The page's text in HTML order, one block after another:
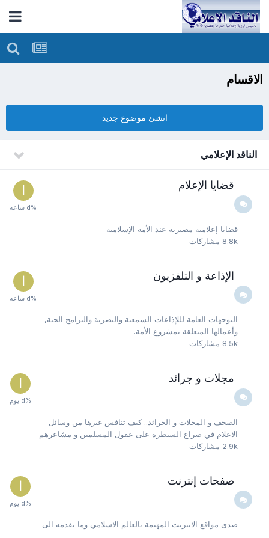
الاقسام
انشئ موضوع جديد
الناقد الإعلامي
قضايا الإعلام
قضايا إعلامية مصيرية عند الأمة الإسلامية
8.8k
مشاركات
الإذاعة و التلفزيون
التوجهات العامة لللإذاعات السمعية والبصرية والبرامج الحية,
وأعمالها المتعلقة بمشروع الأمة.
8.5k
مشاركات
مجلات و جرائد
الصحف و المجلات و الجرائد.. كيف تنافس غيرها من وسائل
الاعلام في صراع السيطرة على عقول المسلمين و مشاعرهم
2.9k
مشاركات
صفحات إنترنت
صدى مواقع الانترنت المهتمة بالعالم الاسلامي وما تقدمه الى